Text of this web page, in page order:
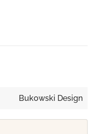
Bukowski Design